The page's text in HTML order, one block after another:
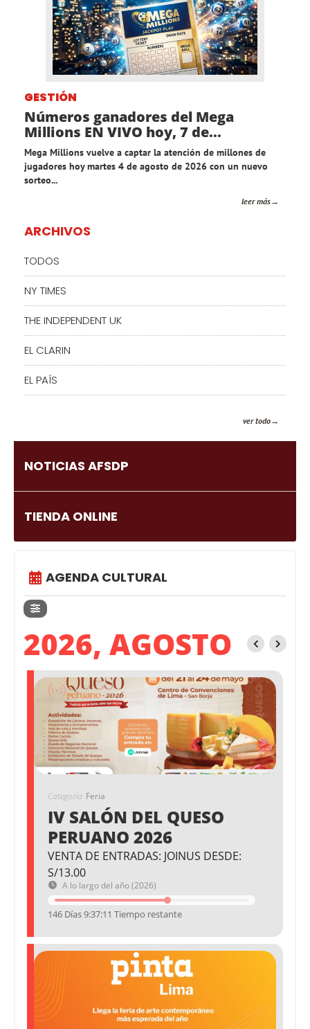
GESTIÓN
Números ganadores del Mega
Millions EN VIVO hoy, 7 de...
Mega Millions vuelve a captar la atención de millones de
jugadores hoy martes 4 de agosto de 2026 con un nuevo
sorteo...
leer más
ARCHIVOS
TODOS
NY TIMES
THE INDEPENDENT UK
EL CLARIN
EL PAÍS
ver todo
NOTICIAS AFSDP
TIENDA ONLINE
AGENDA CULTURAL
2026, AGOSTO
Categoría Feria
IV SALÓN DEL QUESO
PERUANO 2026
VENTA DE ENTRADAS: JOINUS DESDE:
S/13.00
A lo largo del año (2026)
146 Días 9:37:11 Tiempo restante